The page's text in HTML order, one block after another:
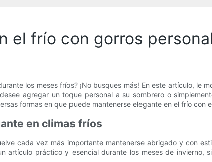
el frío con gorros
los meses fríos? ¡No busques más! En este artículo, le
agregar un toque personal a su sombrero o
formas en que puede mantenerse elegante en el frío con
en climas fríos
cada vez más importante mantenerse abrigado y con
artículo práctico y esencial durante los meses de